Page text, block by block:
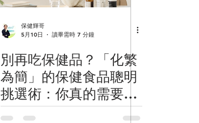
保健輝哥
5月10日
讀畢需時 7 分鐘
別再吃保健品？「化繁
為簡」的保健食品聰明
挑選術：你真的需要那
一粒嗎？